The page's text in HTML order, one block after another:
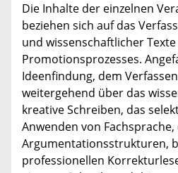
Die Inhalte der einzelnen
beziehen sich auf das
und wissenschaftlicher
Promotionsprozesses.
Ideenfindung, dem
weitergehend über das
kreative Schreiben, das
Anwenden von
Argumentationsstrukturen,
professionellen